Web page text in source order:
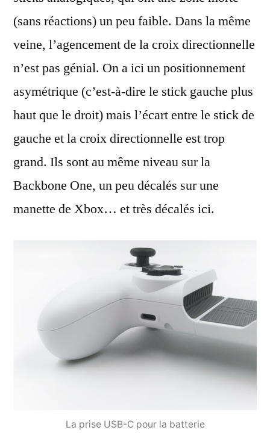
(sans réactions) un peu faible. Dans la même
veine, l’agencement de la croix directionnelle
n’est pas génial. On a ici un positionnement
asymétrique (c’est-à-dire le stick gauche plus
haut que le droit) mais l’écart entre le stick de
gauche et la croix directionnelle est trop
grand. Ils sont au même niveau sur la
Backbone One, un peu décalés sur une
manette de Xbox… et très décalés ici.
La prise USB-C pour la batterie